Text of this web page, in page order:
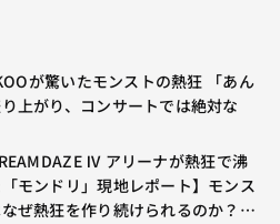
が驚いたモンストの熱狂 「あん
上がり、コンサートでは絶対な
Ⅳ アリーナが熱狂で沸
モンドリ」現地レポート】モンス
なぜ熱狂を作り続けられるのか？コ